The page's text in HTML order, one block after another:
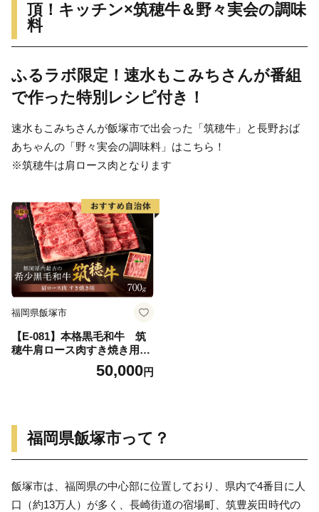
頂！キッチン×筑穂牛＆野々実会の調味
料
ふるラボ限定！速水もこみちさんが番組
で作った特別レシピ付き！
速水もこみちさんが飯塚市で出会った「筑穂牛」と長野おば
あちゃんの「野々実会の調味料」はこちら！
※筑穂牛は肩ロース肉となります
福岡県飯塚市
【E-081】本格黒毛和牛 筑
穂牛肩ロース肉すき焼き用
50,000円
福岡県飯塚市って？
飯塚市は、福岡県の中心部に位置しており、県内で4番目に人
口（約13万人）が多く、長崎街道の宿場町、筑豊炭田時代の